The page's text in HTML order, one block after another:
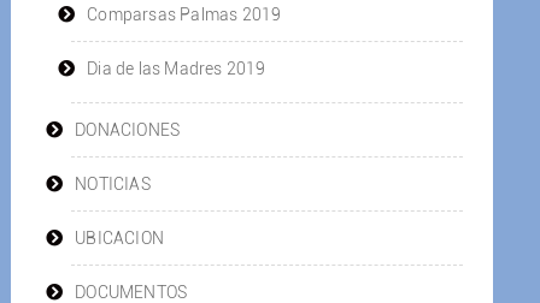
Comparsas Palmas 2019
Dia de las Madres 2019
DONACIONES
NOTICIAS
UBICACION
DOCUMENTOS